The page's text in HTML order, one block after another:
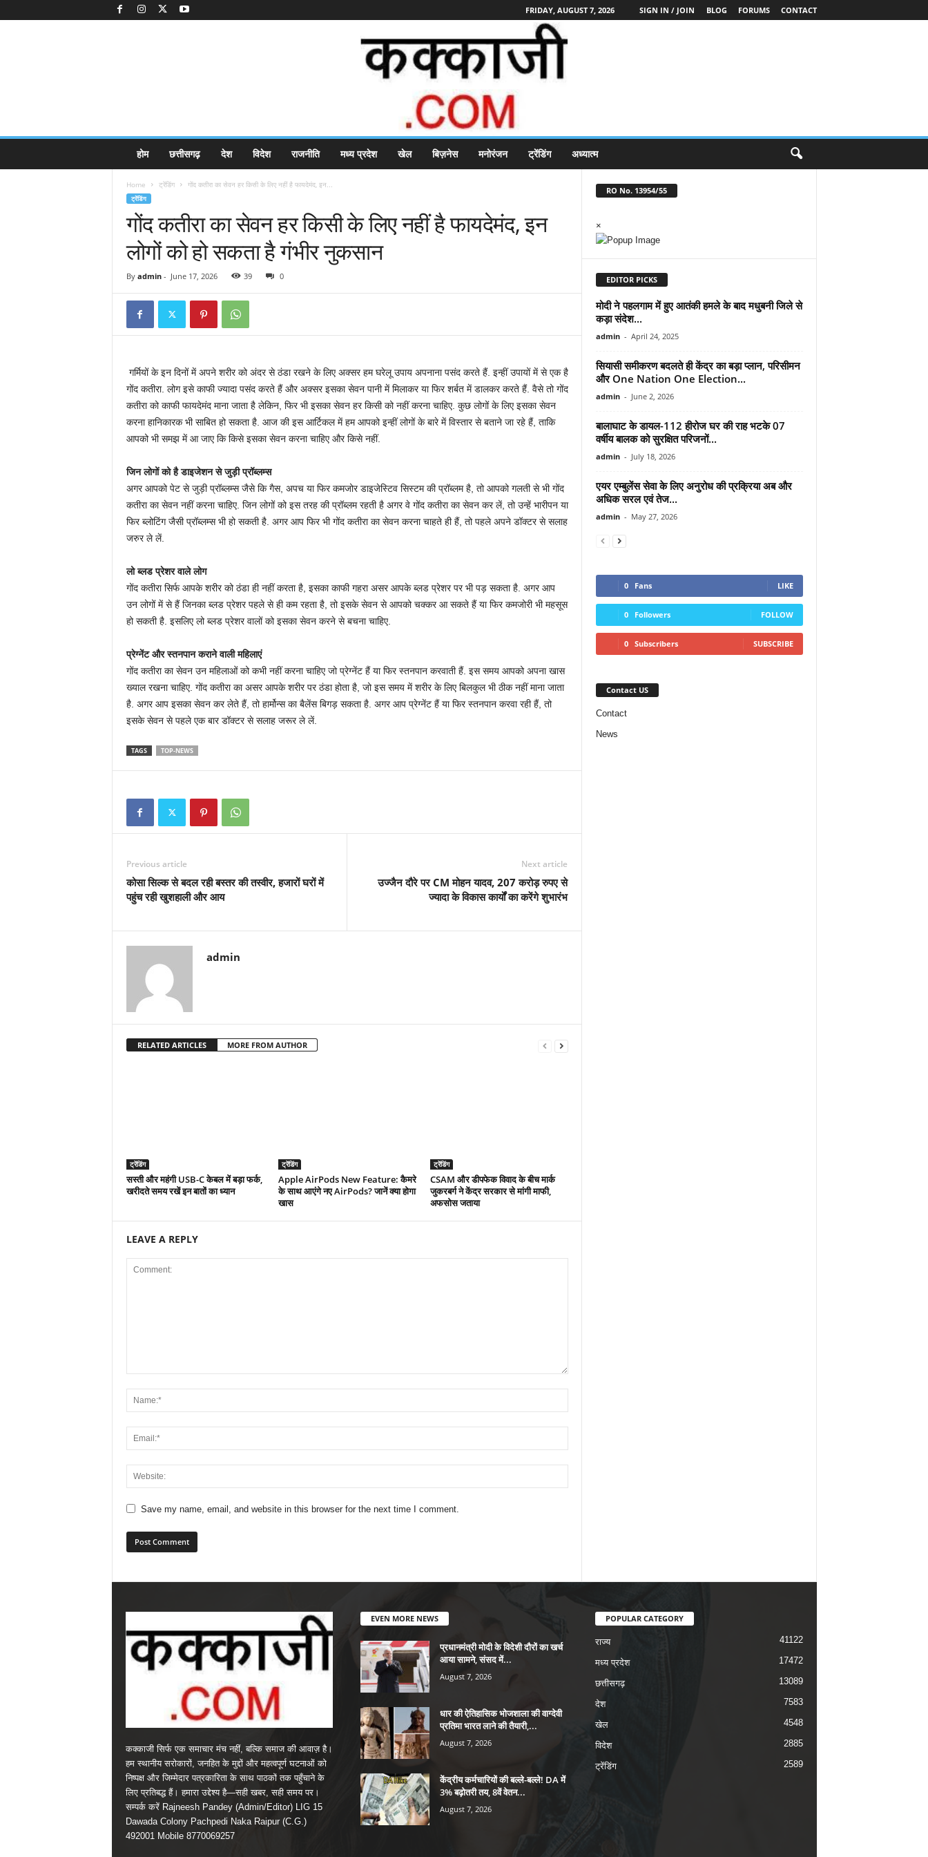
FRIDAY, AUGUST 7, 2026 SIGN IN / JOIN BLOG FORUMS CONTACT
k
होम छत्तीसगढ़ देश विदेश राजनीति मध्य प्रदेश खेल बिज़नेस मनोरंजन ट्रेंडिंग अध्यात्म
Home ट्रेंडिंग गोंद कतीरा का सेवन हर किसी के लिए नहीं है फायदेमंद, इन...
ट्रेंडिंग
गोंद कतीरा का सेवन हर किसी के लिए नहीं है फायदेमंद, इन
लोगों को हो सकता है गंभीर नुकसान
By admin- June 17, 2026 39 0
गर्मियों के इन दिनों में अपने शरीर को अंदर से ठंडा रखने के लिए अक्सर हम घरेलू उपाय अपनाना पसंद करते हैं. इन्हीं उपायों में से एक है
गोंद कतीरा. लोग इसे काफी ज्यादा पसंद करते हैं और अक्सर इसका सेवन पानी में मिलाकर या फिर शर्बत में डालकर करते हैं. वैसे तो गोंद
कतीरा को काफी फायदेमंद माना जाता है लेकिन, फिर भी इसका सेवन हर किसी को नहीं करना चाहिए. कुछ लोगों के लिए इसका सेवन
करना हानिकारक भी साबित हो सकता है. आज की इस आर्टिकल में हम आपको इन्हीं लोगों के बारे में विस्तार से बताने जा रहे हैं, ताकि
आपको भी समझ में आ जाए कि किसे इसका सेवन करना चाहिए और किसे नहीं.
जिन लोगों को है डाइजेशन से जुड़ी प्रॉब्लम्स
अगर आपको पेट से जुड़ी प्रॉब्लम्स जैसे कि गैस, अपच या फिर कमजोर डाइजेस्टिव सिस्टम की प्रॉब्लम है, तो आपको गलती से भी गोंद
कतीरा का सेवन नहीं करना चाहिए. जिन लोगों को इस तरह की प्रॉब्लम रहती है अगर वे गोंद कतीरा का सेवन कर लें, तो उन्हें भारीपन या
फिर ब्लोटिंग जैसी प्रॉब्लम्स भी हो सकती है. अगर आप फिर भी गोंद कतीरा का सेवन करना चाहते ही हैं, तो पहले अपने डॉक्टर से सलाह
जरुर ले लें.
लो ब्लड प्रेशर वाले लोग
गोंद कतीरा सिर्फ आपके शरीर को ठंडा ही नहीं करता है, इसका काफी गहरा असर आपके ब्लड प्रेशर पर भी पड़ सकता है. अगर आप
उन लोगों में से हैं जिनका ब्लड प्रेशर पहले से ही कम रहता है, तो इसके सेवन से आपको चक्कर आ सकते हैं या फिर कमजोरी भी महसूस
हो सकती है. इसलिए लो ब्लड प्रेशर वालों को इसका सेवन करने से बचना चाहिए.
प्रेग्नेंट और स्तनपान कराने वाली महिलाएं
गोंद कतीरा का सेवन उन महिलाओं को कभी नहीं करना चाहिए जो प्रेग्नेंट हैं या फिर स्तनपान करवाती हैं. इस समय आपको अपना खास
ख्याल रखना चाहिए. गोंद कतीरा का असर आपके शरीर पर ठंडा होता है, जो इस समय में शरीर के लिए बिलकुल भी ठीक नहीं माना जाता
है. अगर आप इसका सेवन कर लेते हैं, तो हार्मोन्स का बैलेंस बिगड़ सकता है. अगर आप प्रेग्नेंट हैं या फिर स्तनपान करवा रही हैं, तो
इसके सेवन से पहले एक बार डॉक्टर से सलाह जरूर ले लें.
TAGS TOP-NEWS
Previous article
कोसा सिल्क से बदल रही बस्तर की तस्वीर, हजारों घरों में
पहुंच रही खुशहाली और आय
Next article
उज्जैन दौरे पर CM मोहन यादव, 207 करोड़ रुपए से
ज्यादा के विकास कार्यों का करेंगे शुभारंभ
admin
RELATED ARTICLES MORE FROM AUTHOR
ट्रेंडिंग
सस्ती और महंगी USB-C केबल में बड़ा फर्क,
खरीदते समय रखें इन बातों का ध्यान
ट्रेंडिंग
Apple AirPods New Feature: कैमरे
के साथ आएंगे नए AirPods? जानें क्या होगा
खास
ट्रेंडिंग
CSAM और डीपफेक विवाद के बीच मार्क
जुकरबर्ग ने केंद्र सरकार से मांगी माफी,
अफसोस जताया
LEAVE A REPLY
Save my name, email, and website in this browser for the next time I comment.
RO No. 13954/55
×
EDITOR PICKS
मोदी ने पहलगाम में हुए आतंकी हमले के बाद मधुबनी जिले से
कड़ा संदेश...
admin - April 24, 2025
सियासी समीकरण बदलते ही केंद्र का बड़ा प्लान, परिसीमन
और One Nation One Election...
admin - June 2, 2026
बालाघाट के डायल-112 हीरोज घर की राह भटके 07
वर्षीय बालक को सुरक्षित परिजनों...
admin - July 18, 2026
एयर एम्बुलेंस सेवा के लिए अनुरोध की प्रक्रिया अब और
अधिक सरल एवं तेज...
admin - May 27, 2026
0 Fans LIKE
0 Followers FOLLOW
0 Subscribers SUBSCRIBE
Contact US
Contact
News
कक्काजी सिर्फ एक समाचार मंच नहीं, बल्कि समाज की आवाज़ है।
हम स्थानीय सरोकारों, जनहित के मुद्दों और महत्वपूर्ण घटनाओं को
निष्पक्ष और जिम्मेदार पत्रकारिता के साथ पाठकों तक पहुँचाने के
लिए प्रतिबद्ध हैं। हमारा उद्देश्य है—सही खबर, सही समय पर।
सम्पर्क करें Rajneesh Pandey (Admin/Editor) LIG 15
Dawada Colony Pachpedi Naka Raipur (C.G.)
492001 Mobile 8770069257
EVEN MORE NEWS
प्रधानमंत्री मोदी के विदेशी दौरों का खर्च
आया सामने, संसद में...
August 7, 2026
धार की ऐतिहासिक भोजशाला की वाग्देवी
प्रतिमा भारत लाने की तैयारी,...
August 7, 2026
केंद्रीय कर्मचारियों की बल्ले-बल्ले! DA में
3% बढ़ोतरी तय, 8वें वेतन...
August 7, 2026
POPULAR CATEGORY
राज्य 41122
मध्य प्रदेश 17472
छत्तीसगढ़ 13089
देश 7583
खेल 4548
विदेश 2885
ट्रेंडिंग 2589